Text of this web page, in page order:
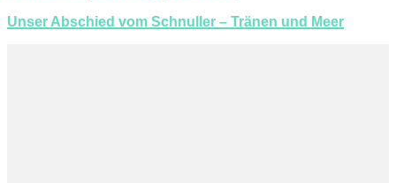
Unser Abschied vom Schnuller – Tränen und Meer